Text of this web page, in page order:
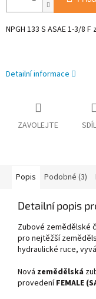
NPGH 133 S ASAE 1-3/8
Detailní informace
ZAVOLEJTE
Popis Podobné (3)
Detailní popis
Zubové zemědělské
pro nejtěžší
hydraulické ruce,
Nová zemědělská
provedení FEMALE